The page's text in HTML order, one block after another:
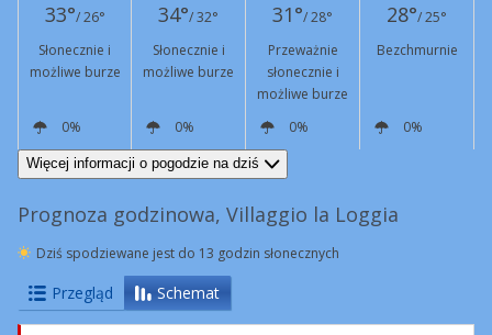
33°/ 26° 34°/ 32° 31°/ 28° 28°/ 25°
Słonecznie i
możliwe burze
Słonecznie i
możliwe burze
Przeważnie
słonecznie i
możliwe burze
Bezchmurnie
0% 0% 0%
0%
NE
7 km/h SW
15 km/h
Więcej informacji o pogodzie na dziś
Prognoza godzinowa, Villaggio la Loggia
Dziś spodziewane jest do 13 godzin słonecznych
Przegląd Schemat